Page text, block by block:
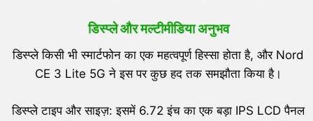
डिस्प्ले और मल्टीमीडिया अनुभव
डिस्प्ले किसी भी स्मार्टफोन का एक महत्वपूर्ण हिस्सा होता है, और Nord
CE 3 Lite 5G ने इस पर कुछ हद तक समझौता किया है।
डिस्प्ले टाइप और साइज़: इसमें 6.72 इंच का एक बड़ा IPS LCD पैनल